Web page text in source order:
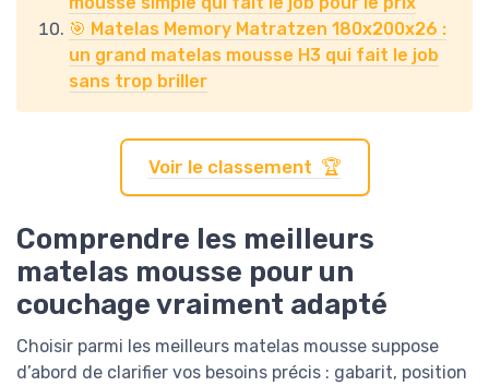
🎯 Matelas Memory Matratzen 180x200x26 :
un grand matelas mousse H3 qui fait le job
sans trop briller
Voir le classement 🏆
Comprendre les meilleurs
matelas mousse pour un
couchage vraiment adapté
Choisir parmi les meilleurs matelas mousse suppose
d’abord de clarifier vos besoins précis : gabarit, position